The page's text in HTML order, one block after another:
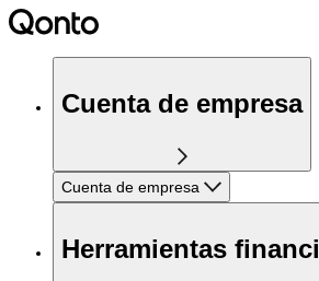
Cuenta de empresa
Cuenta de empresa
Herramientas